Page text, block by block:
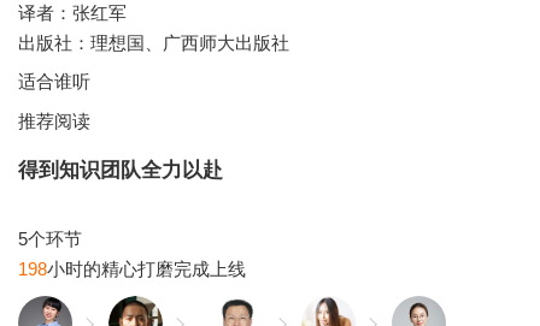
译者：张红军
出版社：理想国、广西师大出版社
适合谁听
推荐阅读
得到知识团队全力以赴
198